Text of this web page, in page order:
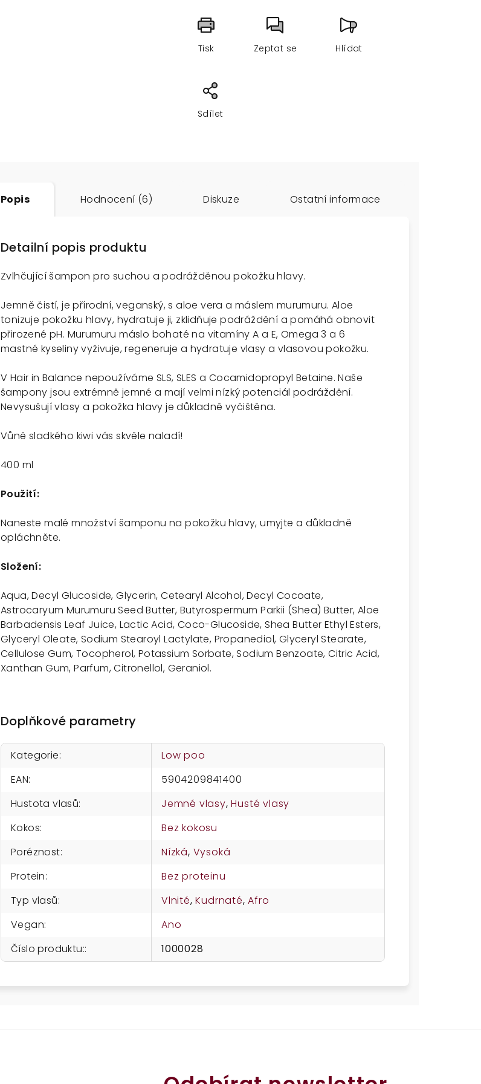
Tisk Zeptat se Hlídat
Sdílet
Popis Hodnocení (6) Diskuze Ostatní informace
Detailní popis produktu
Zvlhčující šampon pro suchou a podrážděnou pokožku hlavy.
Jemně čistí, je přírodní, veganský, s aloe vera a máslem murumuru. Aloe
tonizuje pokožku hlavy, hydratuje ji, zklidňuje podráždění a pomáhá obnovit
přirozené pH. Murumuru máslo bohaté na vitamíny A a E, Omega 3 a 6
mastné kyseliny vyživuje, regeneruje a hydratuje vlasy a vlasovou pokožku.
V Hair in Balance nepoužíváme SLS, SLES a Cocamidopropyl Betaine. Naše
šampony jsou extrémně jemné a mají velmi nízký potenciál podráždění.
Nevysušují vlasy a pokožka hlavy je důkladně vyčištěna.
Vůně sladkého kiwi vás skvěle naladí!
400 ml
Použití:
Naneste malé množství šamponu na pokožku hlavy, umyjte a důkladně
opláchněte.
Složení:
Aqua, Decyl Glucoside, Glycerin, Cetearyl Alcohol, Decyl Cocoate,
Astrocaryum Murumuru Seed Butter, Butyrospermum Parkii (Shea) Butter, Aloe
Barbadensis Leaf Juice, Lactic Acid, Coco-Glucoside, Shea Butter Ethyl Esters,
Glyceryl Oleate, Sodium Stearoyl Lactylate, Propanediol, Glyceryl Stearate,
Cellulose Gum, Tocopherol, Potassium Sorbate, Sodium Benzoate, Citric Acid,
Xanthan Gum, Parfum, Citronellol, Geraniol.
Doplňkové parametry
Kategorie:
Low poo
EAN:
5904209841400
Hustota vlasů: Jemné vlasy,Husté vlasy
Kokos:
Bez kokosu
Poréznost: Nízká, Vysoká
Protein:
Bez proteinu
Typ vlasů: Vlnité,Kudrnaté,Afro
Vegan:
Ano
Číslo produktu:: 1000028